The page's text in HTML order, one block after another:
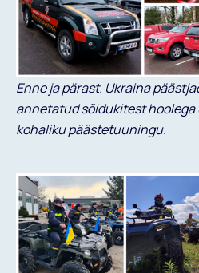
Enne ja pärast. Ukraina
annetatud sõidukitest hoolega
kohaliku päästetuuningu.